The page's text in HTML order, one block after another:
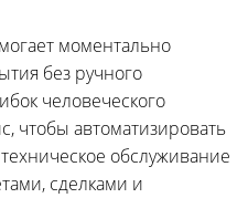
моментально
без ручного
человеческого
чтобы автоматизировать
обслуживание
сделками и